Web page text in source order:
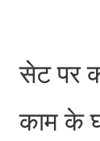
सेट पर
काम के